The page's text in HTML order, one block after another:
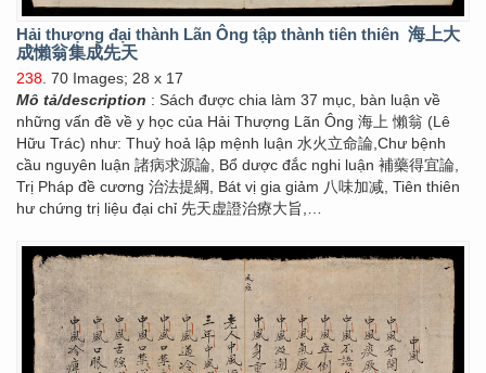
Hải thượng đại thành Lãn Ông tập thành tiên thiên 海上大
成懶翁集成先天
238 . 70 Images; 28 x 17
Mô tả/description : Sách được chia làm 37 mục, bàn luận về
những vấn đề về y học của Hải Thượng Lãn Ông 海上 懶翁 (Lê
Hữu Trác) như: Thuỷ hoả lập mệnh luận 水火立命論,Chư bệnh
cầu nguyên luận 諸病求源論, Bổ dược đắc nghi luận 補藥得宜論,
Trị Pháp đề cương 治法提綱, Bát vị gia giảm 八味加减, Tiên thiên
hư chứng trị liệu đại chỉ 先天虚證治療大旨,…